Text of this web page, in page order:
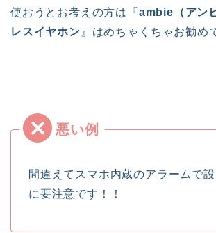
使おうとお考えの方は『ambie（アン
レスイヤホン 』はめちゃくちゃお勧め
間違えてスマホ内蔵のアラームで
に要注意です！！